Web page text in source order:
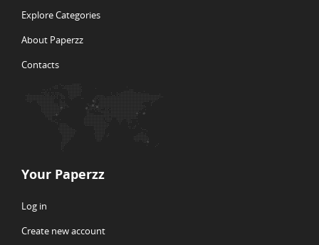
Explore Categories
About Paperzz
Contacts
Your Paperzz
Log in
Create new account